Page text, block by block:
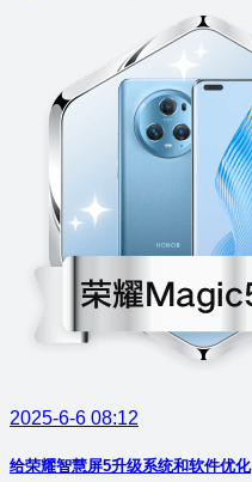
2025-6-6 08:12
给荣耀智慧屏5升级系统和软件优化